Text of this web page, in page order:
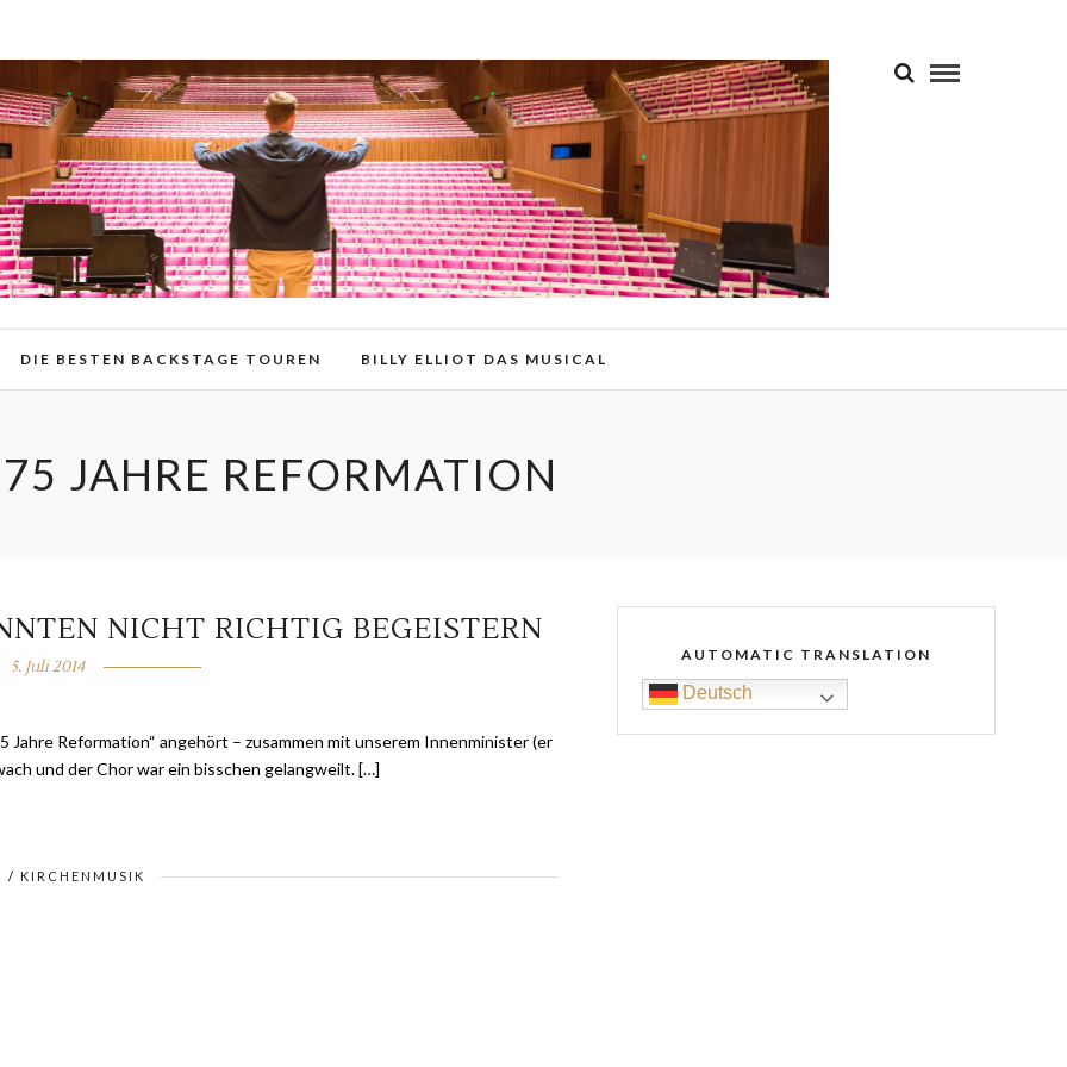
DIE BESTEN BACKSTAGE TOUREN BILLY ELLIOT DAS MUSICAL
JAHRE REFORMATION
NICHT RICHTIG BEGEISTERN
5. Juli 2014
Jahre Reformation“ angehört – zusammen mit unserem Innenminister (er
und der Chor war ein bisschen gelangweilt. […]
KIRCHENMUSIK
AUTOMATIC TRANSLATION
Deutsch